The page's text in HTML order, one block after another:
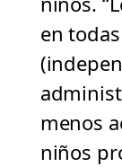
en
menos
niños